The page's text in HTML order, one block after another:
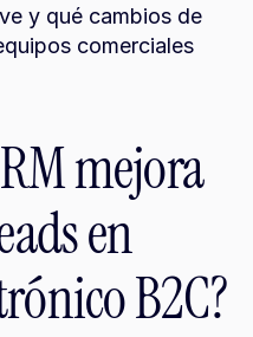
y qué cambios de
comerciales
mejora
en
B2C?